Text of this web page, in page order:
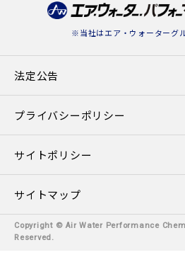
※当社はエア・ウォーターグ
法定公告
プライバシーポリシー
サイトポリシー
サイトマップ
Copyright © Air Water Performance
Reserved.